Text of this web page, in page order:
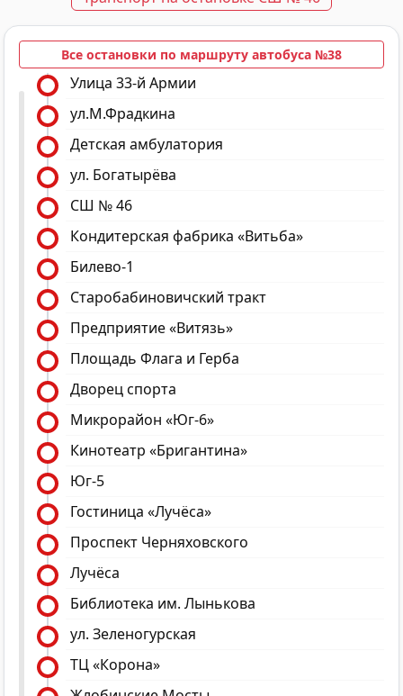
Все остановки по маршруту автобуса №38
Улица 33-й Армии
ул.М.Фрадкина
Детская амбулатория
ул. Богатырёва
СШ № 46
Кондитерская фабрика «Витьба»
Билево-1
Старобабиновичский тракт
Предприятие «Витязь»
Площадь Флага и Герба
Дворец спорта
Микрорайон «Юг-6»
Кинотеатр «Бригантина»
Юг-5
Гостиница «Лучёса»
Проспект Черняховского
Лучёса
Библиотека им. Лынькова
ул. Зеленогурская
ТЦ «Корона»